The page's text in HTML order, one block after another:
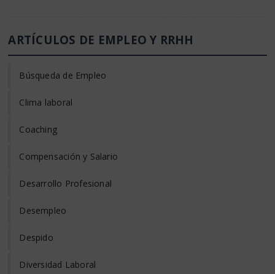
ARTÍCULOS DE EMPLEO Y RRHH
Búsqueda de Empleo
Clima laboral
Coaching
Compensación y Salario
Desarrollo Profesional
Desempleo
Despido
Diversidad Laboral